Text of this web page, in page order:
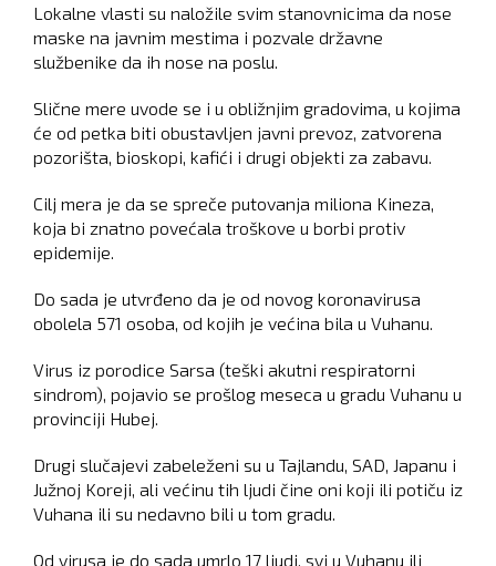
Lokalne vlasti su naložile svim stanovnicima da nose
maske na javnim mestima i pozvale državne
službenike da ih nose na poslu.
Slične mere uvode se i u obližnjim gradovima, u kojima
će od petka biti obustavljen javni prevoz, zatvorena
pozorišta, bioskopi, kafići i drugi objekti za zabavu.
Cilj mera je da se spreče putovanja miliona Kineza,
koja bi znatno povećala troškove u borbi protiv
epidemije.
Do sada je utvrđeno da je od novog koronavirusa
obolela 571 osoba, od kojih je većina bila u Vuhanu.
Virus iz porodice Sarsa (teški akutni respiratorni
sindrom), pojavio se prošlog meseca u gradu Vuhanu u
provinciji Hubej.
Drugi slučajevi zabeleženi su u Tajlandu, SAD, Japanu i
Južnoj Koreji, ali većinu tih ljudi čine oni koji ili potiču iz
Vuhana ili su nedavno bili u tom gradu.
Od virusa je do sada umrlo 17 ljudi, svi u Vuhanu ili